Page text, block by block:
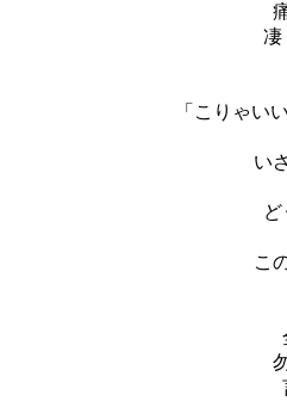
凄
「こりゃい
い
こ